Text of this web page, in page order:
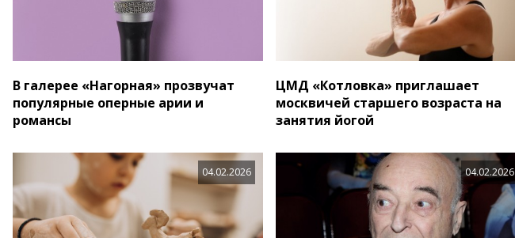
В галерее «Нагорная» прозвучат
популярные оперные арии и
романсы
ЦМД «Котловка» приглашает
москвичей старшего возраста на
занятия йогой
04.02.2026 04.02.2026